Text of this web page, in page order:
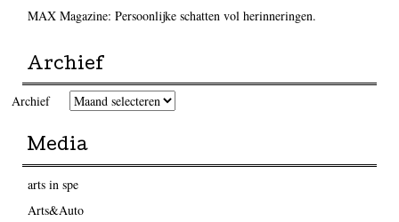
MAX Magazine: Persoonlijke schatten vol herinneringen.
Archief
Archief
Media
arts in spe
Arts&Auto